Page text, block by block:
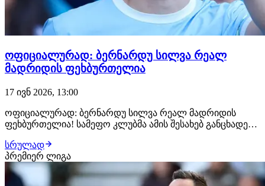
ოფიციალურად: ბერნარდუ სილვა რეალ
მადრიდის ფეხბურთელია
17 ივნ 2026, 13:00
ოფიციალურად: ბერნარდუ სილვა რეალ მადრიდის
ფეხბურთელია! სამეფო კლუბმა ამის შესახებ განცხადება
ფეხბურთელმა რეალთან კონტრაქტი 2028 წლამდე
გააფორმა. ბერნარდუ სილვას ტრანსფერი ჟოზე
მოურინიოს პირადი მოთხოვნა იყო, ხოლო
ფლორენტინო პერესმა…
სრულად
პრემიერ ლიგა